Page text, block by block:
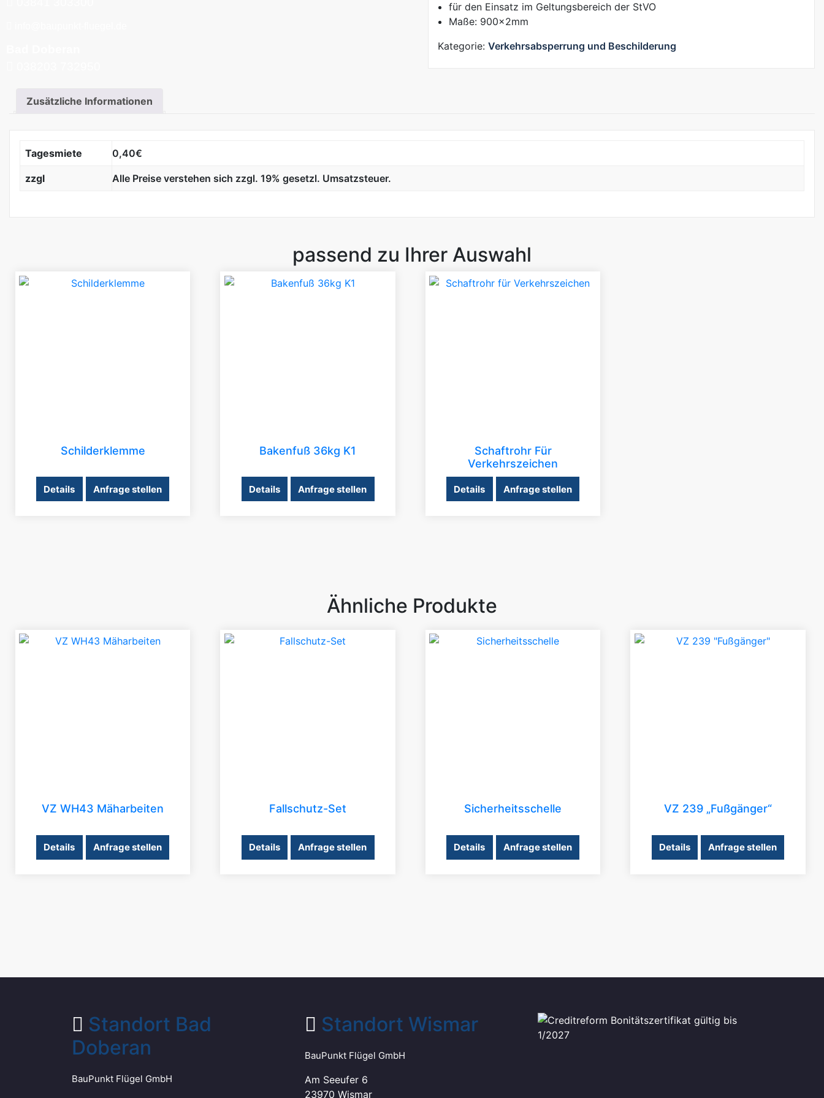
für den Einsatz im Geltungsbereich der StVO
Maße: 900x2mm
Kategorie: Verkehrsabsperrung und Beschilderung
Zusätzliche Informationen
Tagesmiete 0,40€
zzgl Alle Preise verstehen sich zzgl. 19% gesetzl. Umsatzsteuer.
passend zu Ihrer Auswahl
Schilderklemme
Details Anfrage stellen
Bakenfuß 36kg K1
Details Anfrage stellen
Schaftrohr Für
Verkehrszeichen
Details Anfrage stellen
Ähnliche Produkte
VZ WH43 Mäharbeiten
Details Anfrage stellen
Fallschutz-Set
Details Anfrage stellen
Sicherheitsschelle
Details Anfrage stellen
VZ 239 „Fußgänger“
Details Anfrage stellen
Standort Bad
Doberan
BauPunkt Flügel GmbH
Standort Wismar
BauPunkt Flügel GmbH
Am Seeufer 6
23970 Wismar